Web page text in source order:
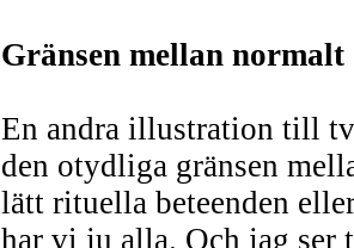
Gränsen mellan
En andra illustration till
den otydliga gränsen
lätt rituella beteenden
har vi ju alla. Och jag ser